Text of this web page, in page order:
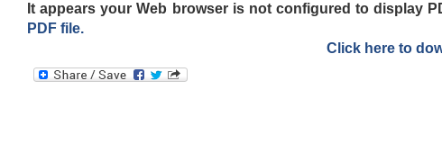
It appears your Web browser is not configured to display
PDF file.
Click here to